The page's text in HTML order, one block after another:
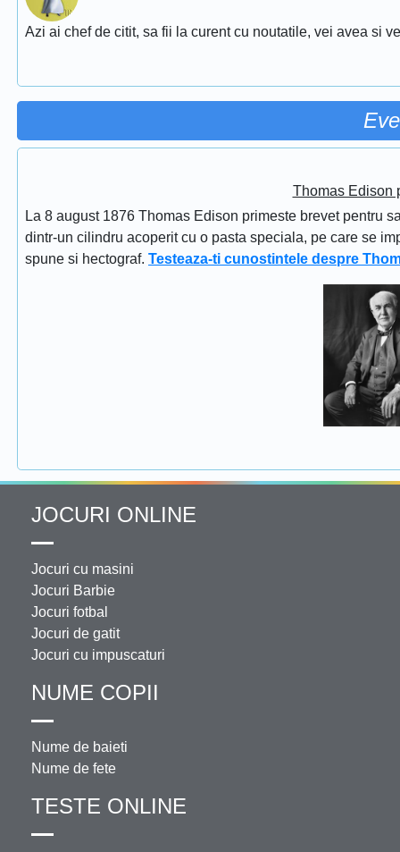
Azi ai chef de citit, sa fii la curent cu noutatile, vei avea si
Thomas Edison
La 8 august 1876 Thomas Edison primeste brevet pentru
dintr-un cilindru acoperit cu o pasta speciala, pe care se
spune si hectograf. Testeaza-ti cunostintele despre
JOCURI ONLINE
Jocuri cu masini
Jocuri Barbie
Jocuri fotbal
Jocuri de gatit
Jocuri cu impuscaturi
NUME COPII
Nume de baieti
Nume de fete
TESTE ONLINE